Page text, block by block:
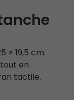
× 19,5 cm.
en
tactile.